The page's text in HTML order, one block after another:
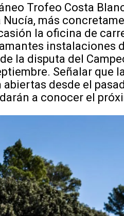
Trofeo Costa
más
la oficina de
instalaciones
la disputa del
Señalar que
desde el
a conocer el